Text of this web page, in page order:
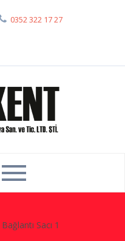
0352 322 17 27
Bağlantı Sacı 1